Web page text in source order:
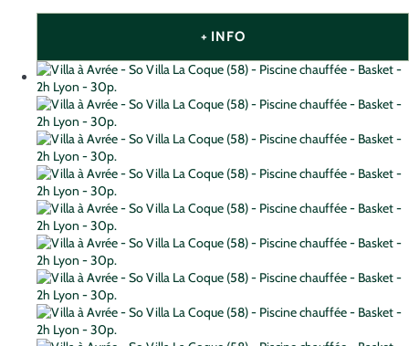
+ INFO